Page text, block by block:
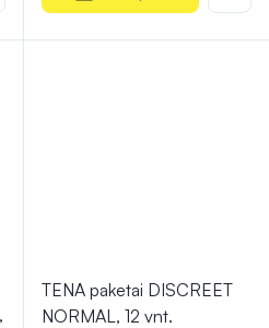
TENA paketai DISCREET
NORMAL, 12 vnt.